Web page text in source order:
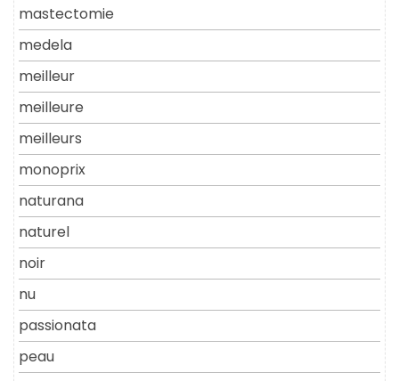
mastectomie
medela
meilleur
meilleure
meilleurs
monoprix
naturana
naturel
noir
nu
passionata
peau